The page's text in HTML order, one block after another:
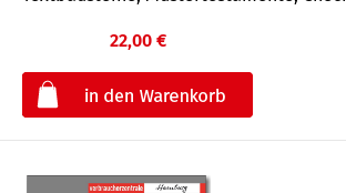
22,00 €